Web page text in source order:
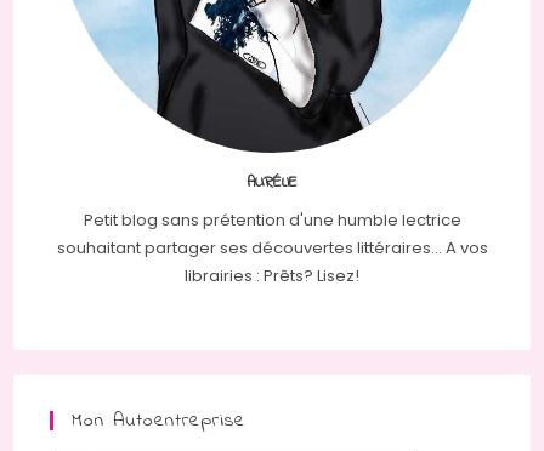
AURÉLIE
Petit blog sans prétention d'une humble lectrice
souhaitant partager ses découvertes littéraires... A vos
librairies : Prêts? Lisez!
Mon Autoentreprise